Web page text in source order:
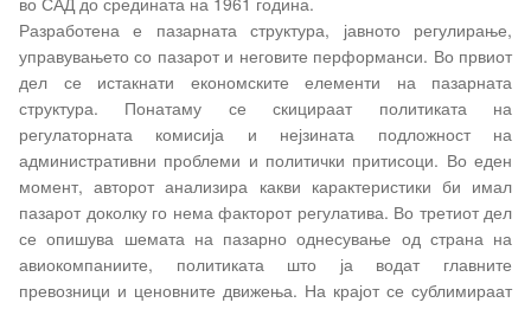
Разработена е пазарната структура, јавното регулирање,
управувањето со пазарот и неговите перформанси. Во првиот
дел се истакнати економските елементи на пазарната
структура. Понатаму се скицираат политиката на
регулаторната комисија и нејзината подложност на
административни проблеми и политички притисоци. Во еден
момент, авторот анализира какви карактеристики би имал
пазарот доколку го нема факторот регулатива. Во третиот дел
се опишува шемата на пазарно однесување од страна на
авиокомпаниите, политиката што ја водат главните
превозници и ценовните движења. На крајот се сублимираат